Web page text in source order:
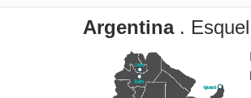
Argentina. Esquel